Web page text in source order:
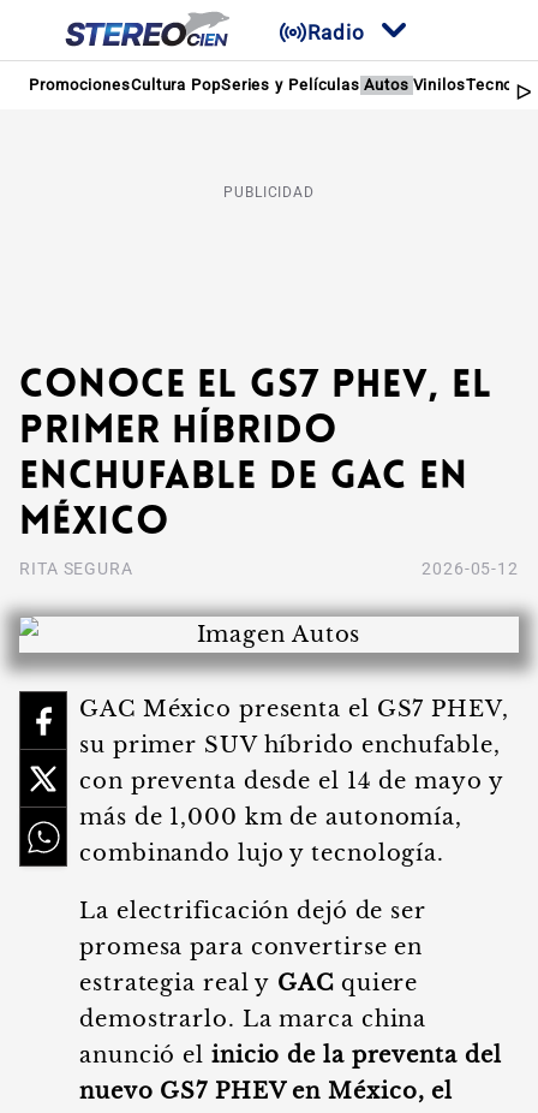
Radio
PromocionesCultura PopSeries y Películas Autos Vinilos
PUBLICIDAD
Conoce el GS7 PHEV, el
primer híbrido
enchufable de GAC en
México
RITA SEGURA 2026-05-12
GAC México presenta el GS7 PHEV,
su primer SUV híbrido enchufable,
con preventa desde el 14 de mayo y
más de 1,000 km de autonomía,
combinando lujo y tecnología.
La electrificación dejó de ser
promesa para convertirse en
estrategia real y GACquiere
demostrarlo. La marca china
anunció el inicio de la preventa del
nuevo GS7 PHEV en México, el